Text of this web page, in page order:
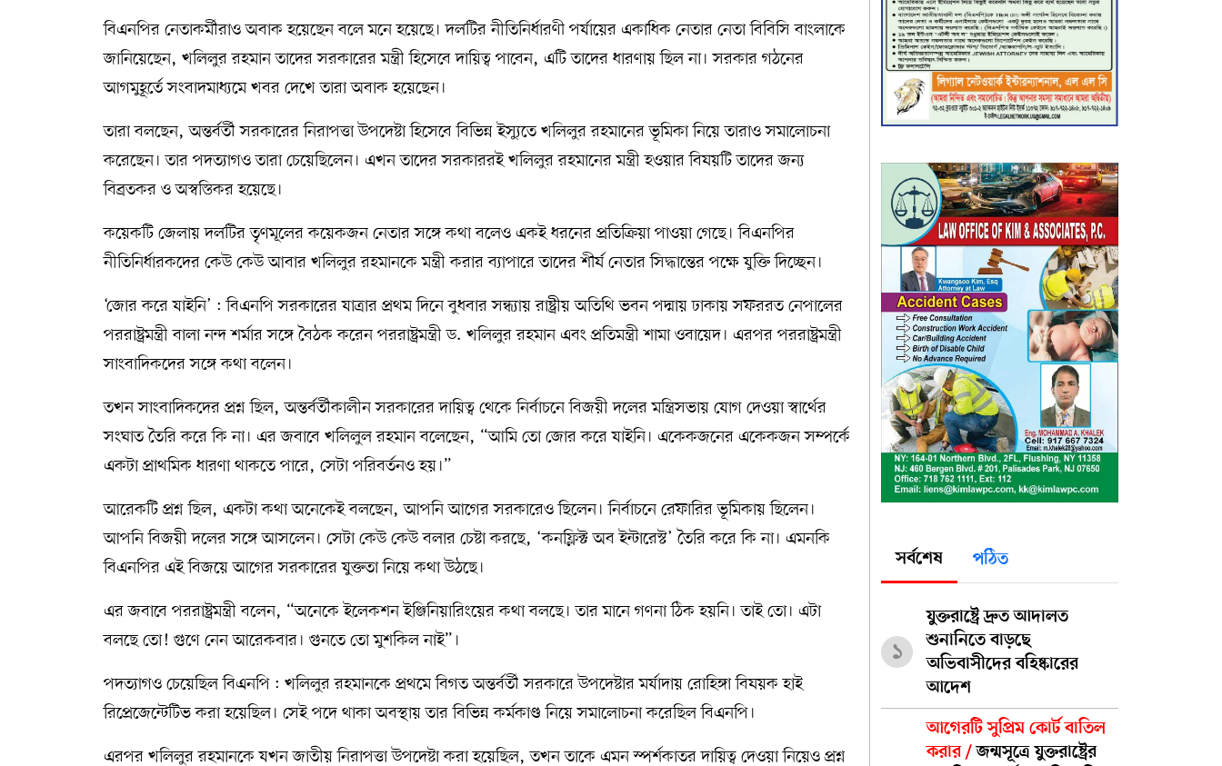
বিএনপির নেতাকর্মীরাও অবাক হয়েছেন বলে মনে হয়েছে। দলটির নীতিনির্ধারণী পর্যায়ের একাধিক নেতার নেতা বিবিসি বাংলাকে
জানিয়েছেন, খলিলুর রহমান তাদের সরকারের মন্ত্রী হিসেবে দায়িত্ব পাবেন, এটি তাদের ধারণায় ছিল না। সরকার গঠনের
আগমুহূর্তে সংবাদমাধ্যমে খবর দেখে তারা অবাক হয়েছেন।
তারা বলছেন, অন্তর্বর্তী সরকারের নিরাপত্তা উপদেষ্টা হিসেবে বিভিন্ন ইস্যুতে খলিলুর রহমানের ভূমিকা নিয়ে তারাও সমালোচনা
করেছেন। তার পদত্যাগও তারা চেয়েছিলেন। এখন তাদের সরকাররই খলিলুর রহমানের মন্ত্রী হওয়ার বিষয়টি তাদের জন্য
বিব্রতকর ও অস্বস্তিকর হয়েছে।
কয়েকটি জেলায় দলটির তৃণমূলের কয়েকজন নেতার সঙ্গে কথা বলেও একই ধরনের প্রতিক্রিয়া পাওয়া গেছে। বিএনপির
নীতিনির্ধারকদের কেউ কেউ আবার খলিলুর রহমানকে মন্ত্রী করার ব্যাপারে তাদের শীর্ষ নেতার সিদ্ধান্তের পক্ষে যুক্তি দিচ্ছেন।
‘জোর করে যাইনি’ : বিএনপি সরকারের যাত্রার প্রথম দিনে বুধবার সন্ধ্যায় রাষ্ট্রীয় অতিথি ভবন পদ্মায় ঢাকায় সফররত নেপালের
পররাষ্ট্রমন্ত্রী বালা নন্দ শর্মার সঙ্গে বৈঠক করেন পররাষ্ট্রমন্ত্রী ড. খলিলুর রহমান এবং প্রতিমন্ত্রী শামা ওবায়েদ। এরপর পররাষ্ট্রমন্ত্রী
সাংবাদিকদের সঙ্গে কথা বলেন।
তখন সাংবাদিকদের প্রশ্ন ছিল, অন্তর্বর্তীকালীন সরকারের দায়িত্ব থেকে নির্বাচনে বিজয়ী দলের মন্ত্রিসভায় যোগ দেওয়া স্বার্থের
সংঘাত তৈরি করে কি না। এর জবাবে খলিলুল রহমান বলেছেন, “আমি তো জোর করে যাইনি। একেকজনের একেকজন সম্পর্কে
একটা প্রাথমিক ধারণা থাকতে পারে, সেটা পরিবর্তনও হয়।”
আরেকটি প্রশ্ন ছিল, একটা কথা অনেকেই বলছেন, আপনি আগের সরকারেও ছিলেন। নির্বাচনে রেফারির ভূমিকায় ছিলেন।
আপনি বিজয়ী দলের সঙ্গে আসলেন। সেটা কেউ কেউ বলার চেষ্টা করছে, ‘কনফ্লিক্ট অব ইন্টারেস্ট’ তৈরি করে কি না। এমনকি
বিএনপির এই বিজয়ে আগের সরকারের যুক্ততা নিয়ে কথা উঠছে।
এর জবাবে পররাষ্ট্রমন্ত্রী বলেন, “অনেকে ইলেকশন ইঞ্জিনিয়ারিংয়ের কথা বলছে। তার মানে গণনা ঠিক হয়নি। তাই তো। এটা
বলছে তো! গুণে নেন আরেকবার। গুনতে তো মুশকিল নাই”।
পদত্যাগও চেয়েছিল বিএনপি : খলিলুর রহমানকে প্রথমে বিগত অন্তর্বর্তী সরকারে উপদেষ্টার মর্যাদায় রোহিঙ্গা বিষয়ক হাই
রিপ্রেজেন্টেটিভ করা হয়েছিল। সেই পদে থাকা অবস্থায় তার বিভিন্ন কর্মকাণ্ড নিয়ে সমালোচনা করেছিল বিএনপি।
এরপর খলিলুর রহমানকে যখন জাতীয় নিরাপত্তা উপদেষ্টা করা হয়েছিল, তখন তাকে এমন স্পর্শকাতর দায়িত্ব দেওয়া নিয়েও প্রশ্ন
সর্বশেষ পঠিত
১
যুক্তরাষ্ট্রে দ্রুত আদালত
শুনানিতে বাড়ছে
অভিবাসীদের বহিষ্কারের
আদেশ
আগেরটি সুপ্রিম কোর্ট বাতিল
করার /জন্মসূত্রে যুক্তরাষ্ট্রের